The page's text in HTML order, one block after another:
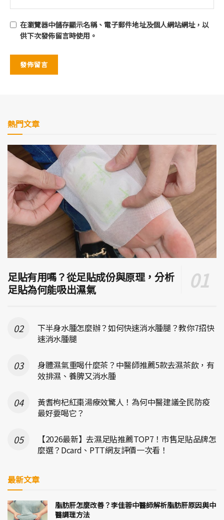
在瀏覽器中儲存顯示名稱、電子郵件地址及個人網站網址，以
供下次發佈留言時使用。
熱門文章
足貼有用嗎？從足貼成份與原理，分析
足貼為何能吸出濕氣
下半身水腫怎麼辦？如何快速消水腫腿？教你7招快
速消水腫腿
身體濕氣重喝什麼茶？中醫師推薦5款去濕茶飲，有
效排濕、養脾又消水腫
黃耆枸杞紅棗湯療效驚人！為何中醫建議全民防疫
最好要喝它？
【2026最新】去濕足貼推薦TOP7！市售足貼品牌怎
麼選？Dcard、PTT網友評價一次看！
最新文章
脂肪肝怎麼改善？李佳蓉中醫師解析脂肪肝原因與中
醫調理方法